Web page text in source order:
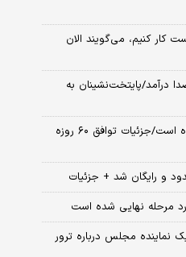
درست کار کنیم، می‌گویند الان
درآمد/پایتخت‌نشینان به
العربیه: توافق بازگشایی تنگه هرمز در راه است/جزئیات توافق ۶۰ روزه
و رایگان شد + جزئیات
مرحله نهایی شده است
نماینده مجلس درباره ترور